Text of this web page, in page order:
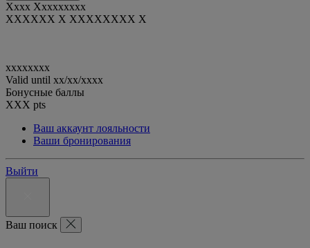
Xxxx Xxxxxxxxx
XXXXXX X XXXXXXXX X
xxxxxxxx
Valid until xx/xx/xxxx
Бонусные баллы
XXX pts
Ваш аккаунт лояльности
Ваши бронирования
Выйти
Ваш поиск